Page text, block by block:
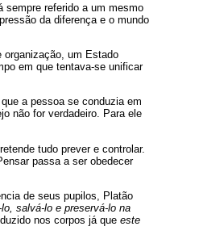
sempre referido a um mesmo
da diferença e o mundo
organização, um Estado
em que tentava-se unificar
a pessoa se conduzia em
não for verdadeiro. Para ele
tudo prever e controlar.
passa a ser obedecer
de seus pupilos, Platão
salvá-lo e preservá-lo na
nos corpos já que este